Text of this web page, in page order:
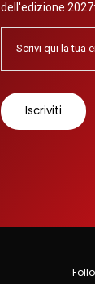
dell'edizione 2027: